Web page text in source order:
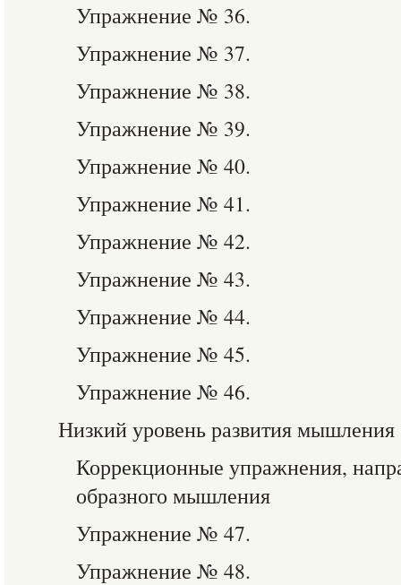
Упражнение № 36.
Упражнение № 37.
Упражнение № 38.
Упражнение № 39.
Упражнение № 40.
Упражнение № 41.
Упражнение № 42.
Упражнение № 43.
Упражнение № 44.
Упражнение № 45.
Упражнение № 46.
Низкий уровень развития мышления
Коррекционные упражнения,
образного мышления
Упражнение № 47.
Упражнение № 48.